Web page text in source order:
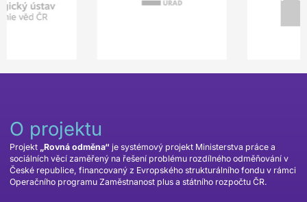
O projektu
Projekt „Rovná odměna“ je systémový projekt Ministerstva práce a
sociálních věcí zaměřený na řešení problému rozdílného odměňování v
České republice, financovaný z Evropského strukturálního fondu v rámci
Operačního programu Zaměstnanost plus a státního rozpočtu ČR.